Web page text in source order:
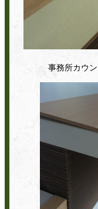
事務所カウン